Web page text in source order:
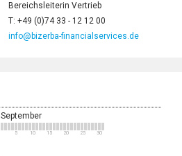
Bereichsleiterin Vertrieb
T: +49 (0)74 33 - 12 12 00
info@bizerba-financialservices.de
September
5 10 15 20 25 30